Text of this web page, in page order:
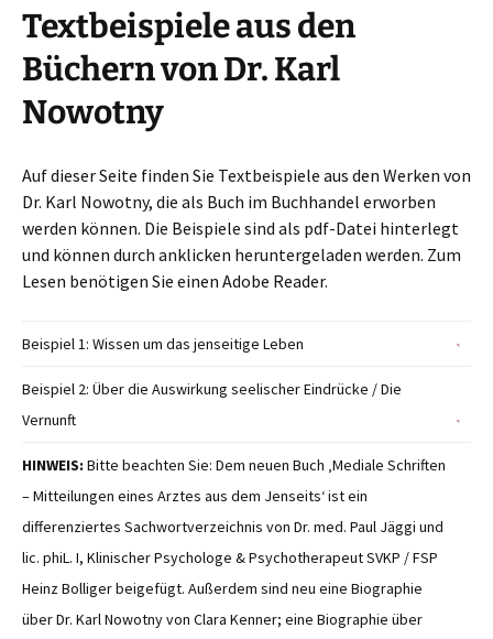
Textbeispiele aus den
Büchern von Dr. Karl
Nowotny
Auf dieser Seite finden Sie Textbeispiele aus den Werken von
Dr. Karl Nowotny, die als Buch im Buchhandel erworben
werden können. Die Beispiele sind als pdf-Datei hinterlegt
und können durch anklicken heruntergeladen werden. Zum
Lesen benötigen Sie einen Adobe Reader.
Beispiel 1: Wissen um das jenseitige Leben
Beispiel 2: Über die Auswirkung seelischer Eindrücke / Die
Vernunft
HINWEIS: Bitte beachten Sie: Dem neuen Buch ‚Mediale Schriften
– Mitteilungen eines Arztes aus dem Jenseits‘ ist ein
differenziertes Sachwortverzeichnis von Dr. med. Paul Jäggi und
lic. phiL. I, Klinischer Psychologe & Psychotherapeut SVKP / FSP
Heinz Bolliger beigefügt. Außerdem sind neu eine Biographie
über Dr. Karl Nowotny von Clara Kenner; eine Biographie über